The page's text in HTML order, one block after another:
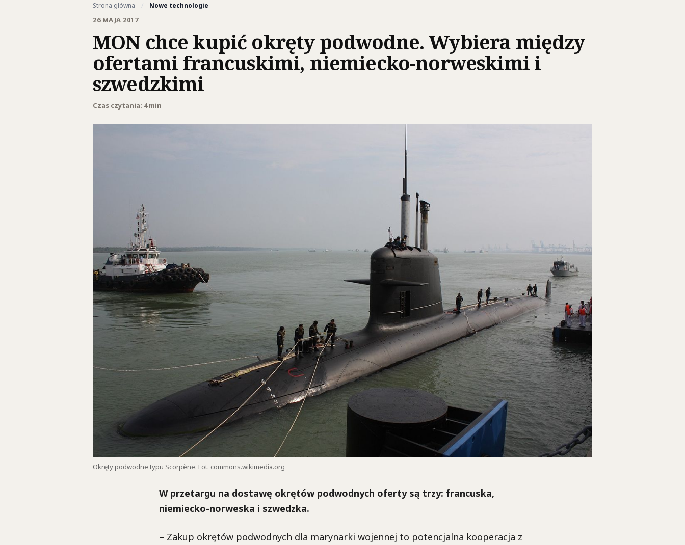
Strona główna / Nowe technologie
26 MAJA 2017
MON chce kupić okręty podwodne. Wybiera między
ofertami francuskimi, niemiecko-norweskimi i
szwedzkimi
Czas czytania: 4 min
Okręty podwodne typu Scorpène. Fot. commons.wikimedia.org
W przetargu na dostawę okrętów podwodnych oferty są trzy: francuska,
niemiecko-norweska i szwedzka.
– Zakup okrętów podwodnych dla marynarki wojennej to potencjalna kooperacja z